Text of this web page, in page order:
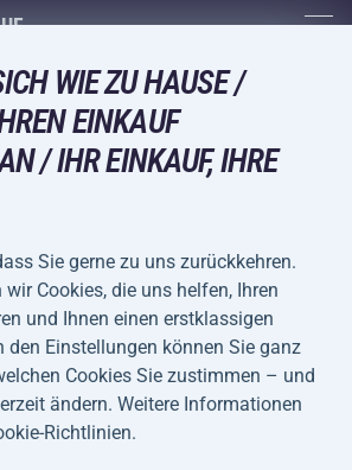
Accessoires
Datenschutz
WIE ZU HAUSE /
EINKAUF
/ IHR EINKAUF, IHRE
Sie gerne zu uns zurückkehren.
Cookies, die uns helfen, Ihren
und Ihnen einen erstklassigen
den Einstellungen können Sie ganz
Cookies Sie zustimmen – und
ändern. Weitere Informationen
Richtlinien.